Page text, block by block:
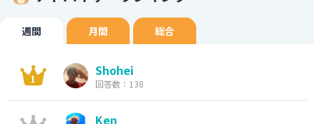
週間 月間 総合
Shohei
回答数：138
Ken